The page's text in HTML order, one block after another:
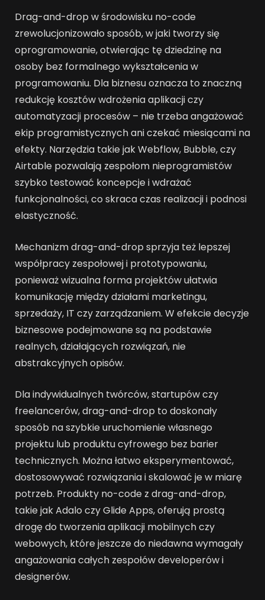
Drag-and-drop w środowisku no-code
zrewolucjonizowało sposób, w jaki tworzy się
oprogramowanie, otwierając tę dziedzinę na
osoby bez formalnego wykształcenia w
programowaniu. Dla biznesu oznacza to znaczną
redukcję kosztów wdrożenia aplikacji czy
automatyzacji procesów – nie trzeba angażować
ekip programistycznych ani czekać miesiącami na
efekty. Narzędzia takie jak Webflow, Bubble, czy
Airtable pozwalają zespołom nieprogramistów
szybko testować koncepcje i wdrażać
funkcjonalności, co skraca czas realizacji i podnosi
elastyczność.
Mechanizm drag-and-drop sprzyja też lepszej
współpracy zespołowej i prototypowaniu,
ponieważ wizualna forma projektów ułatwia
komunikację między działami marketingu,
sprzedaży, IT czy zarządzaniem. W efekcie decyzje
biznesowe podejmowane są na podstawie
realnych, działających rozwiązań, nie
abstrakcyjnych opisów.
Dla indywidualnych twórców, startupów czy
freelancerów, drag-and-drop to doskonały
sposób na szybkie uruchomienie własnego
projektu lub produktu cyfrowego bez barier
technicznych. Można łatwo eksperymentować,
dostosowywać rozwiązania i skalować je w miarę
potrzeb. Produkty no-code z drag-and-drop,
takie jak Adalo czy Glide Apps, oferują prostą
drogę do tworzenia aplikacji mobilnych czy
webowych, które jeszcze do niedawna wymagały
angażowania całych zespołów developerów i
designerów.